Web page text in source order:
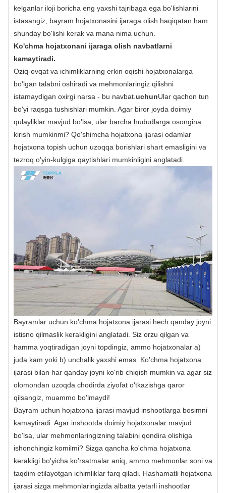
kelganlar iloji boricha eng yaxshi tajribaga ega bo'lishlarini
istasangiz, bayram hojatxonasini ijaraga olish haqiqatan ham
shunday bo'lishi kerak va mana nima uchun.
Ko'chma hojatxonani ijaraga olish navbatlarni
kamaytiradi.
Oziq-ovqat va ichimliklarning erkin oqishi hojatxonalarga
bo'lgan talabni oshiradi va mehmonlaringiz qilishni
istamaydigan oxirgi narsa - bu navbat. uchunUlar qachon tun
bo'yi raqsga tushishlari mumkin. Agar biror joyda doimiy
qulayliklar mavjud bo'lsa, ular barcha hududlarga osongina
kirish mumkinmi? Qo'shimcha hojatxona ijarasi odamlar
hojatxona topish uchun uzoqqa borishlari shart emasligini va
tezroq o'yin-kulgiga qaytishlari mumkinligini anglatadi.
Bayramlar uchun ko'chma hojatxona ijarasi hech qanday joyni
istisno qilmaslik kerakligini anglatadi. Siz orzu qilgan va
hamma yoqtiradigan joyni topdingiz, ammo hojatxonalar a)
juda kam yoki b) unchalik yaxshi emas. Ko'chma hojatxona
ijarasi bilan har qanday joyni ko'rib chiqish mumkin va agar siz
olomondan uzoqda chodirda ziyofat o'tkazishga qaror
qilsangiz, muammo bo'lmaydi!
Bayram uchun hojatxona ijarasi mavjud inshootlarga bosimni
kamaytiradi. Agar inshootda doimiy hojatxonalar mavjud
bo'lsa, ular mehmonlaringizning talabini qondira olishiga
ishonchingiz komilmi? Sizga qancha ko'chma hojatxona
kerakligi bo'yicha ko'rsatmalar aniq, ammo mehmonlar soni va
taqdim etilayotgan ichimliklar farq qiladi. Hashamatli hojatxona
ijarasi sizga mehmonlaringizda albatta yetarli inshootlar